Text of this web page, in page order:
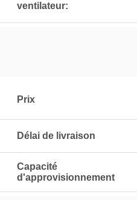
ventilateur:
Prix
Délai de livraison
Capacité
d'approvisionnement